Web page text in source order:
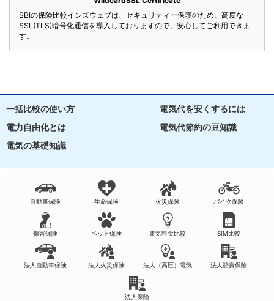
SBIの保険比較インズウェブは、セキュリティー保護のため、高度な
SSL(TLS)暗号化通信を導入しておりますので、安心してご利用できま
す。
一括比較の使い方
電気代を安くするには
電力自由化とは
電気代節約の豆知識
電気の基礎知識
自動車保険 生命保険 火災保険 バイク保険
傷害保険 ペット保険 電気料金比較 SIM比較
法人自動車保険 法人火災保険 法人（高圧）電気 法人賠責保険
法人保険